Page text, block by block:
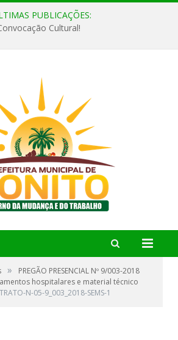
PUBLICAÇÕES:
Cultural!
»
PREGÃO PRESENCIAL Nº 9/003-2018
hospitalares e material técnico
N-05-9_003_2018-SEMS-1